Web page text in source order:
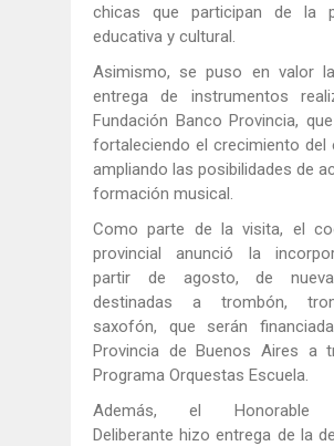
chicas que participan de la
educativa y cultural.
Asimismo, se puso en valor
entrega de instrumentos
Fundación Banco Provincia,
fortaleciendo el crecimiento del
ampliando las posibilidades de
formación musical.
Como parte de la visita, el
provincial anunció la
partir de agosto, de
destinadas a trombón,
saxofón, que serán
Provincia de Buenos Aires a
Programa Orquestas Escuela.
Además, el Honorable
Deliberante hizo entrega de la